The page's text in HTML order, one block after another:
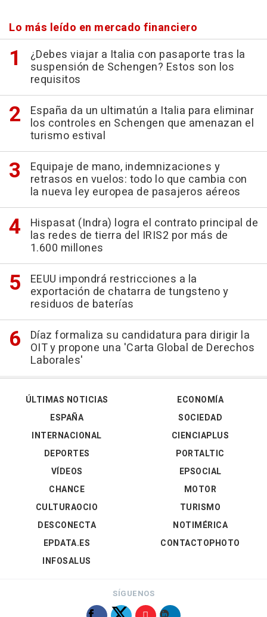
Lo más leído en mercado financiero
¿Debes viajar a Italia con pasaporte tras la
suspensión de Schengen? Estos son los
requisitos
España da un ultimatún a Italia para eliminar
los controles en Schengen que amenazan el
turismo estival
Equipaje de mano, indemnizaciones y
retrasos en vuelos: todo lo que cambia con
la nueva ley europea de pasajeros aéreos
Hispasat (Indra) logra el contrato principal de
las redes de tierra del IRIS2 por más de
1.600 millones
EEUU impondrá restricciones a la
exportación de chatarra de tungsteno y
residuos de baterías
Díaz formaliza su candidatura para dirigir la
OIT y propone una 'Carta Global de Derechos
Laborales'
ÚLTIMAS NOTICIAS
ESPAÑA
INTERNACIONAL
DEPORTES
VÍDEOS
ECONOMÍA
SOCIEDAD
CIENCIAPLUS
PORTALTIC
EPSOCIAL
CHANCE
CULTURAOCIO
DESCONECTA
EPDATA.ES
INFOSALUS
MOTOR
TURISMO
NOTIMÉRICA
CONTACTOPHOTO
SÍGUENOS